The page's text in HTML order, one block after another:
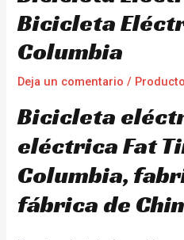
Bicicleta
Columbia
Deja un comentario /
Bicicleta
eléctrica Fat
Columbia,
fábrica de